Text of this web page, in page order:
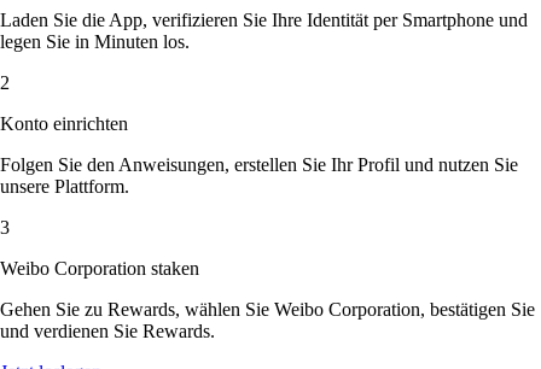
Laden Sie die App, verifizieren Sie Ihre Identität per Smartphone und
legen Sie in Minuten los.
2
Konto einrichten
Folgen Sie den Anweisungen, erstellen Sie Ihr Profil und nutzen Sie
unsere Plattform.
3
Weibo Corporation staken
Gehen Sie zu Rewards, wählen Sie Weibo Corporation, bestätigen Sie
und verdienen Sie Rewards.